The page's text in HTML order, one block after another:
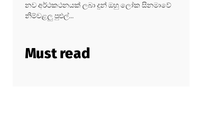
නව අර්ථකථනයක් ලබා දුන් ඔහු ලෝක සිනමාවේ
නිම්වළලු පුළුල්...
Must read